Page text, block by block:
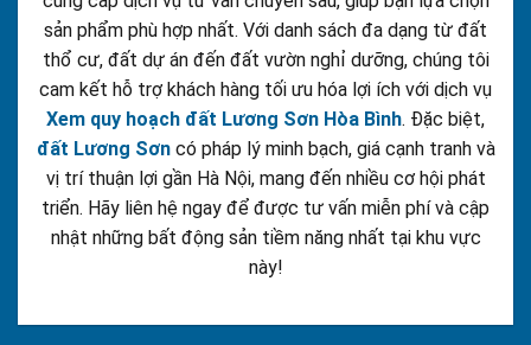
sản phẩm phù hợp nhất. Với danh sách đa dạng từ đất
thổ cư, đất dự án đến đất vườn nghỉ dưỡng, chúng tôi
cam kết hỗ trợ khách hàng tối ưu hóa lợi ích với dịch vụ
Xem quy hoạch đất Lương Sơn Hòa Bình. Đặc biệt,
đất Lương Sơncó pháp lý minh bạch, giá cạnh tranh và
vị trí thuận lợi gần Hà Nội, mang đến nhiều cơ hội phát
triển. Hãy liên hệ ngay để được tư vấn miễn phí và cập
nhật những bất động sản tiềm năng nhất tại khu vực
này!